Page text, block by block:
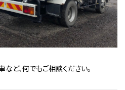
ど、何でもご相談ください。